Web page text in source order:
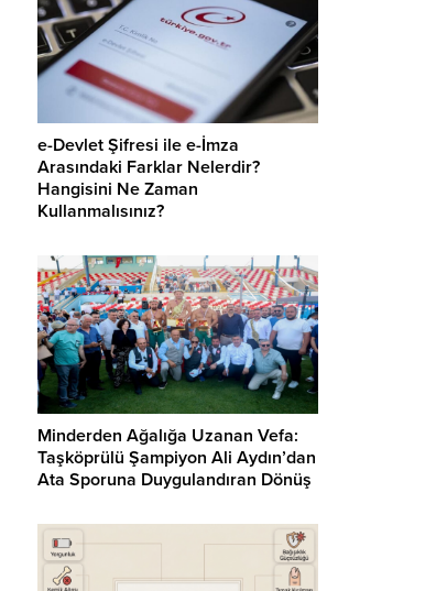
e-Devlet Şifresi ile e-İmza
Arasındaki Farklar Nelerdir?
Hangisini Ne Zaman
Kullanmalısınız?
Minderden Ağalığa Uzanan Vefa:
Taşköprülü Şampiyon Ali Aydın’dan
Ata Sporuna Duygulandıran Dönüş